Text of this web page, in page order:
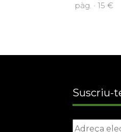
pàg. · 15 €
Suscriu-